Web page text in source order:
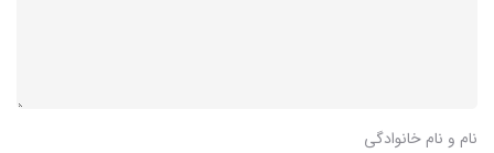
نام و نام خانوادگی